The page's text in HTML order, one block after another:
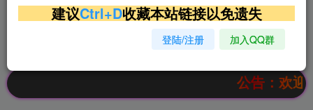
超低价文字广告位招租 超低价文字广告位招租
超低价文字广告位招租
公告：欢迎访问
建议Ctrl+D收藏本站链接以免遗失
登陆/注册 加入QQ群